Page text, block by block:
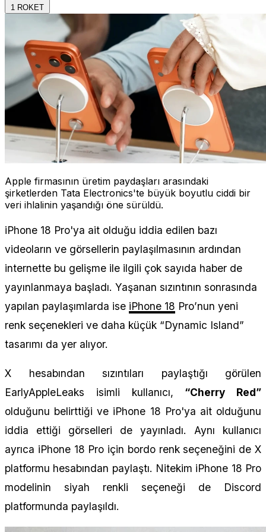
1 ROKET
Apple firmasının üretim paydaşları arasındaki
şirketlerden Tata Electronics'te büyük boyutlu ciddi bir
veri ihlalinin yaşandığı öne sürüldü.
iPhone 18 Pro'ya ait olduğu iddia edilen bazı
videoların ve görsellerin paylaşılmasının ardından
internette bu gelişme ile ilgili çok sayıda haber de
yayınlanmaya başladı. Yaşanan sızıntının sonrasında
yapılan paylaşımlarda ise iPhone 18 Pro’nun yeni
renk seçenekleri ve daha küçük “Dynamic Island”
tasarımı da yer alıyor.
X hesabından sızıntıları paylaştığı görülen
EarlyAppleLeaks isimli kullanıcı, “Cherry Red”
olduğunu belirttiği ve iPhone 18 Pro'ya ait olduğunu
iddia ettiği görselleri de yayınladı. Aynı kullanıcı
ayrıca iPhone 18 Pro için bordo renk seçeneğini de X
platformu hesabından paylaştı. Nitekim iPhone 18 Pro
modelinin siyah renkli seçeneği de Discord
platformunda paylaşıldı.